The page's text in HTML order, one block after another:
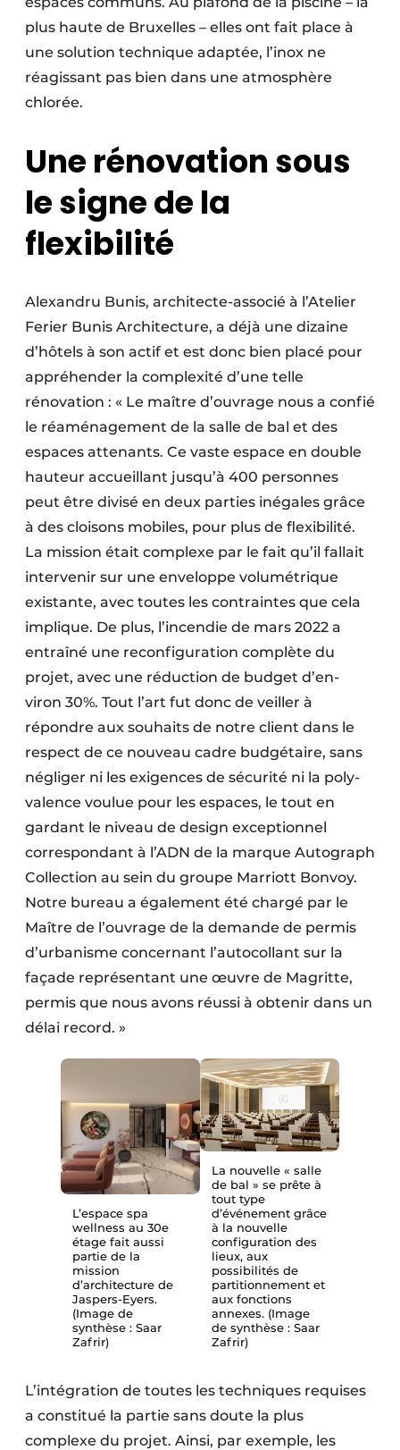
plus haute de Bruxelles – elles ont fait place à
une solution technique adaptée, l’inox ne
réagissant pas bien dans une atmosphère
chlorée.
Une rénovation sous
le signe de la
flexibilité
Alexandru Bunis, architecte-associé à l’Atelier
Ferier Bunis Architecture, a déjà une dizaine
d’hôtels à son actif et est donc bien placé pour
appréhender la complexité d’une telle
rénovation : « Le maître d’ouvrage nous a confié
le réaménagement de la salle de bal et des
espaces attenants. Ce vaste espace en double
hauteur accueillant jusqu’à 400 personnes
peut être divisé en deux parties inégales grâce
à des cloisons mobiles, pour plus de flexibilité.
La mission était complexe par le fait qu’il fallait
intervenir sur une enveloppe volumétrique
existante, avec toutes les con­traintes que cela
implique. De plus, l’incendie de mars 2022 a
entraîné une reconfiguration complète du
projet, avec une réduction de budget d’en­
viron 30%. Tout l’art fut donc de veiller à
répondre aux souhaits de notre client dans le
respect de ce nouveau cadre budgétaire, sans
négliger ni les exigences de sécurité ni la poly­
valence voulue pour les espaces, le tout en
gardant le niveau de design exceptionnel
correspondant à l’ADN de la marque Autograph
Collection au sein du groupe Marriott Bonvoy.
Notre bureau a également été chargé par le
Maître de l’ouvrage de la demande de permis
d’urbanisme concernant l’autocollant sur la
façade représentant une œuvre de Magritte,
permis que nous avons réussi à obtenir dans un
délai record. »
L’espace spa
wellness au 30e
étage fait aussi
partie de la
mission
d’architecture de
Jaspers-Eyers.
(Image de
synthèse : Saar
Zafrir)
La nouvelle « salle
de bal » se prête à
tout type
d’événement grâce
à la nouvelle
configuration des
lieux, aux
possibilités de
partitionnement et
aux fonctions
annexes. (Image
de synthèse : Saar
Zafrir)
L’intégration de toutes les techniques requises
a constitué la partie sans doute la plus
complexe du projet. Ainsi, par exemple, les